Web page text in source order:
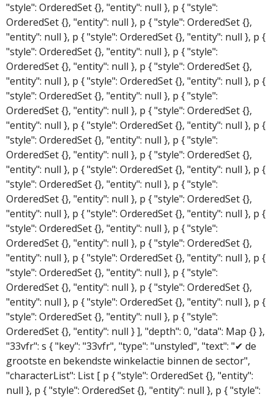
"style": OrderedSet {}, "entity": null }, p { "style":
OrderedSet {}, "entity": null }, p { "style": OrderedSet {},
"entity": null }, p { "style": OrderedSet {}, "entity": null }, p {
"style": OrderedSet {}, "entity": null }, p { "style":
OrderedSet {}, "entity": null }, p { "style": OrderedSet {},
"entity": null }, p { "style": OrderedSet {}, "entity": null }, p {
"style": OrderedSet {}, "entity": null }, p { "style":
OrderedSet {}, "entity": null }, p { "style": OrderedSet {},
"entity": null }, p { "style": OrderedSet {}, "entity": null }, p {
"style": OrderedSet {}, "entity": null }, p { "style":
OrderedSet {}, "entity": null }, p { "style": OrderedSet {},
"entity": null }, p { "style": OrderedSet {}, "entity": null }, p {
"style": OrderedSet {}, "entity": null }, p { "style":
OrderedSet {}, "entity": null }, p { "style": OrderedSet {},
"entity": null }, p { "style": OrderedSet {}, "entity": null }, p {
"style": OrderedSet {}, "entity": null }, p { "style":
OrderedSet {}, "entity": null }, p { "style": OrderedSet {},
"entity": null }, p { "style": OrderedSet {}, "entity": null }, p {
"style": OrderedSet {}, "entity": null }, p { "style":
OrderedSet {}, "entity": null }, p { "style": OrderedSet {},
"entity": null }, p { "style": OrderedSet {}, "entity": null }, p {
"style": OrderedSet {}, "entity": null }, p { "style":
OrderedSet {}, "entity": null } ], "depth": 0, "data": Map {} },
"33vfr": s { "key": "33vfr", "type": "unstyled", "text": "✔ de
grootste en bekendste winkelactie binnen de sector",
"characterList": List [ p { "style": OrderedSet {}, "entity":
null }, p { "style": OrderedSet {}, "entity": null }, p { "style":